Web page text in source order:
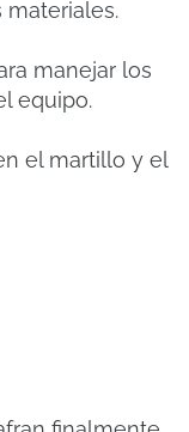
materiales.
manejar los
equipo.
el martillo y el